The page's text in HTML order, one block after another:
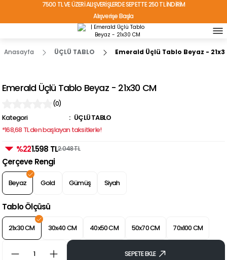
7500 TL VE ÜZERİ ALIŞVERİŞLERDE SEPETTE 250 TL İNDİRİM
Alışverişe Başla
TÜRKİYE'NİN HER YERİNE ÜCRETSİZ KARGO!
Anasayfa ÜÇLÜ TABLO Emerald Üçlü Tablo Beyaz -
Emerald Üçlü Tablo Beyaz - 21x30 CM
(0)
Kategori
ÜÇLÜ TABLO
*168,68 TL den başlayan taksitlerle!
%221.598 TL2.048 TL
Çerçeve Rengi
Beyaz Gold Gümüş Siyah
Tablo Ölçüsü
21x30 CM 30x40 CM 40x50 CM 50x70 CM 70x100 CM
SEPETE EKLE